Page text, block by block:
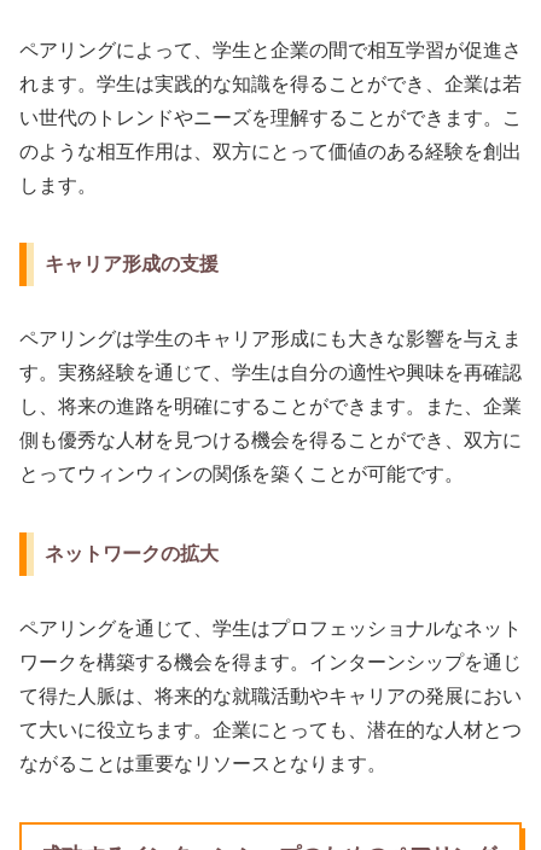
ペアリングによって、学生と企業の間で相互学習が促進さ
れます。学生は実践的な知識を得ることができ、企業は若
い世代のトレンドやニーズを理解することができます。こ
のような相互作用は、双方にとって価値のある経験を創出
します。
キャリア形成の支援
ペアリングは学生のキャリア形成にも大きな影響を与えま
す。実務経験を通じて、学生は自分の適性や興味を再確認
し、将来の進路を明確にすることができます。また、企業
側も優秀な人材を見つける機会を得ることができ、双方に
とってウィンウィンの関係を築くことが可能です。
ネットワークの拡大
ペアリングを通じて、学生はプロフェッショナルなネット
ワークを構築する機会を得ます。インターンシップを通じ
て得た人脈は、将来的な就職活動やキャリアの発展におい
て大いに役立ちます。企業にとっても、潜在的な人材とつ
ながることは重要なリソースとなります。